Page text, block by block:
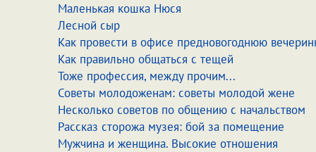
Маленькая кошка Нюся
Лесной сыр
Как провести в офисе предновогоднюю
Как правильно общаться с тещей
Тоже профессия, между прочим...
Советы молодоженам: советы молодой жене
Несколько советов по общению с начальством
Рассказ сторожа музея: бой за помещение
Мужчина и женщина. Высокие отношения